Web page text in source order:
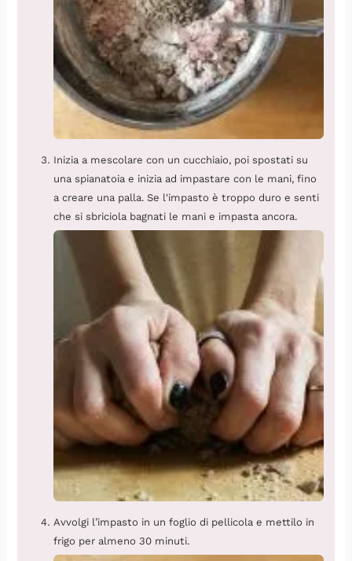
Inizia a mescolare con un cucchiaio, poi spostati su
una spianatoia e inizia ad impastare con le mani, fino
a creare una palla. Se l'impasto è troppo duro e senti
che si sbriciola bagnati le mani e impasta ancora.
Avvolgi l’impasto in un foglio di pellicola e mettilo in
frigo per almeno 30 minuti.